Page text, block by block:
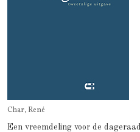
Char, René
Een vreemdeling voor de dageraad